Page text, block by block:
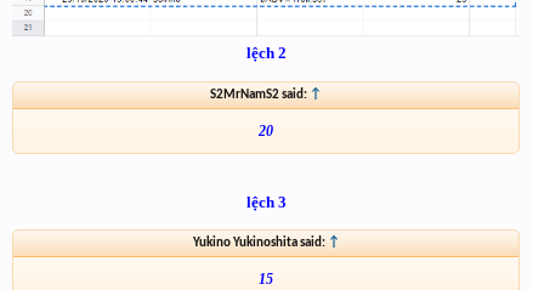
lệch 2
S2MrNamS2 said: ↑
20
lệch 3
Yukino Yukinoshita said: ↑
15